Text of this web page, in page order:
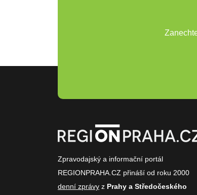
Zpravodajský a informační portál
REGIONPRAHA.CZ přináší od roku 2000
denní zprávy z Prahy a Středočeského